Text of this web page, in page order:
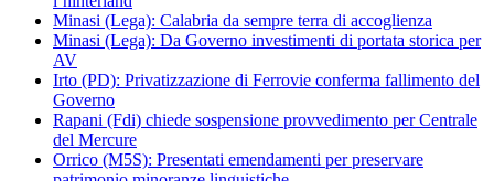
Minasi (Lega): Calabria da sempre terra di accoglienza
Minasi (Lega): Da Governo investimenti di portata storica per
AV
Irto (PD): Privatizzazione di Ferrovie conferma fallimento del
Governo
Rapani (Fdi) chiede sospensione provvedimento per Centrale
del Mercure
Orrico (M5S): Presentati emendamenti per preservare